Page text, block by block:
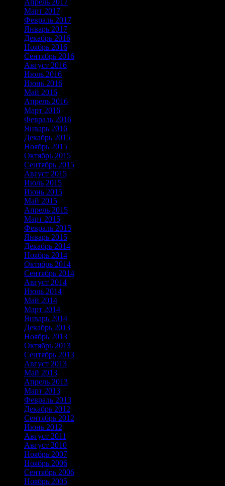
Апрель 2017
Март 2017
Февраль 2017
Январь 2017
Декабрь 2016
Ноябрь 2016
Сентябрь 2016
Август 2016
Июль 2016
Июнь 2016
Май 2016
Апрель 2016
Март 2016
Февраль 2016
Январь 2016
Декабрь 2015
Ноябрь 2015
Октябрь 2015
Сентябрь 2015
Август 2015
Июль 2015
Июнь 2015
Май 2015
Апрель 2015
Март 2015
Февраль 2015
Январь 2015
Декабрь 2014
Ноябрь 2014
Октябрь 2014
Сентябрь 2014
Август 2014
Июль 2014
Май 2014
Март 2014
Январь 2014
Декабрь 2013
Ноябрь 2013
Октябрь 2013
Сентябрь 2013
Август 2013
Май 2013
Апрель 2013
Март 2013
Февраль 2013
Декабрь 2012
Сентябрь 2012
Июнь 2012
Август 2011
Август 2010
Ноябрь 2007
Ноябрь 2006
Сентябрь 2006
Ноябрь 2005